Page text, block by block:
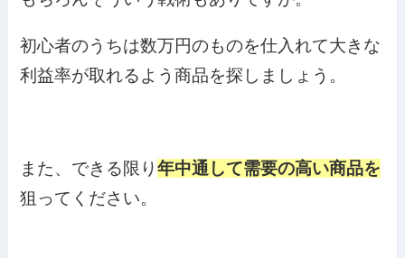
初心者のうちは数万円のものを仕入れて大きな
利益率が取れるよう商品を探しましょう。
また、できる限り年中通して需要の高い商品を
狙ってください。